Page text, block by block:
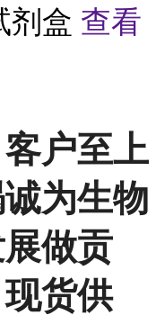
剂盒 查看
户至上
为生物
做贡
货供